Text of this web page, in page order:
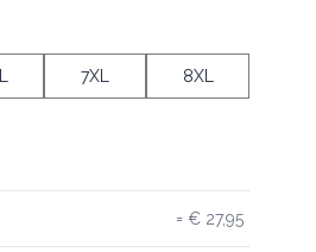
7XL 8XL
€ 27,95